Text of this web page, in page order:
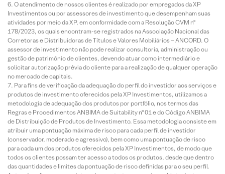
O atendimento de nossos clientes é realizado por empregados da XP
Investimentos ou por assessores de investimento que desempenham suas
atividades por meio da XP, em conformidade com a Resolução CVM nº
178/2023, os quais encontram-se registrados na Associação Nacional das
Corretoras e Distribuidoras de Títulos e Valores Mobiliários – ANCORD. O
assessor de investimento não pode realizar consultoria, administração ou
gestão de patrimônio de clientes, devendo atuar como intermediário e
solicitar autorização prévia do cliente para a realização de qualquer operação
no mercado de capitais.
Para fins de verificação da adequação do perfil do investidor aos serviços e
produtos de investimento oferecidos pela XP Investimentos, utilizamos a
metodologia de adequação dos produtos por portfólio, nos termos das
Regras e Procedimentos ANBIMA de Suitability nº 01 e do Código ANBIMA
de Distribuição de Produtos de Investimento. Essa metodologia consiste em
atribuir uma pontuação máxima de risco para cada perfil de investidor
(conservador, moderado e agressivo), bem como uma pontuação de risco
para cada um dos produtos oferecidos pela XP Investimentos, de modo que
todos os clientes possam ter acesso a todos os produtos, desde que dentro
das quantidades e limites da pontuação de risco definidas para o seu perfil.